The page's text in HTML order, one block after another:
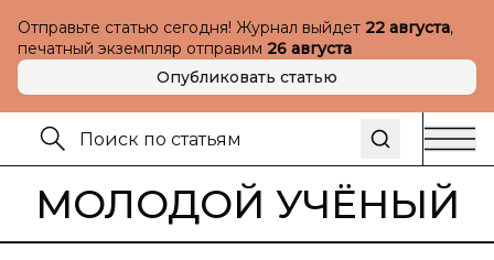
Отправьте статью сегодня! Журнал выйдет 22 августа,
печатный экземпляр отправим 26 августа
Опубликовать статью
МОЛОДОЙ УЧЁНЫЙ